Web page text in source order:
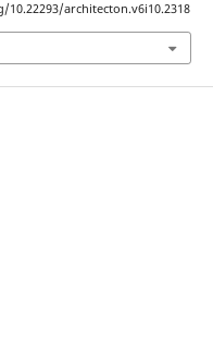
architecton.v6i10.2318